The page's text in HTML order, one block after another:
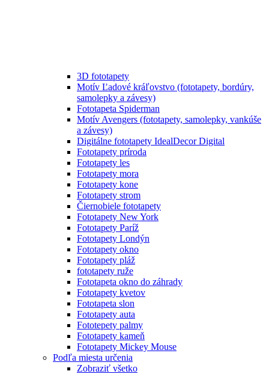
3D fototapety
Motív Ľadové kráľovstvo (fototapety, bordúry,
samolepky a závesy)
Fototapeta Spiderman
Motív Avengers (fototapety, samolepky, vankúše
a závesy)
Digitálne fototapety IdealDecor Digital
Fototapety príroda
Fototapety les
Fototapety mora
Fototapety kone
Fototapety strom
Čiernobiele fototapety
Fototapety New York
Fototapety Paríž
Fototapety Londýn
Fototapety okno
Fototapety pláž
fototapety ruže
Fototapeta okno do záhrady
Fototapety kvetov
Fototapeta slon
Fototapety auta
Fototepety palmy
Fototapety kameň
Fototapety Mickey Mouse
Podľa miesta určenia
Zobraziť všetko